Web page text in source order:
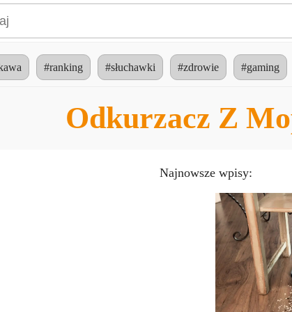
#ranking #słuchawki #zdrowie #gaming
Odkurzacz Z
Najnowsze wpisy: